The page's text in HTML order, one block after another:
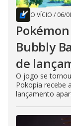
O VÍCIO / 06/
Bubbly
de
O jogo se
Pokopia recebe
lançamento